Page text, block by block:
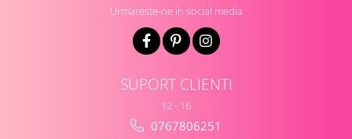
Urmareste-ne in social media
SUPORT CLIENTI
12 - 16
0767806251